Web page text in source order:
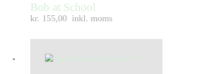
Bob at School
kr. 155,00 inkl. moms